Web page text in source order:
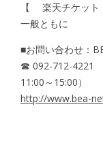
【 楽天チケッ
一般ともに
■お問い合わせ：
☎ 092-712-4221
11:00～15:00）
http://www.bea-